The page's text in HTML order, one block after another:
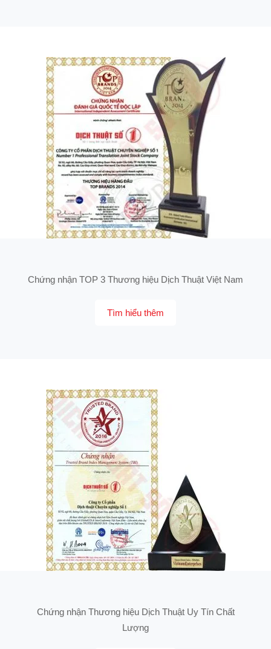
Chứng nhận TOP 3 Thương hiệu Dịch Thuật Việt Nam
Tìm hiểu thêm
Chứng nhận Thương hiệu Dịch Thuật Uy Tín Chất
Lượng